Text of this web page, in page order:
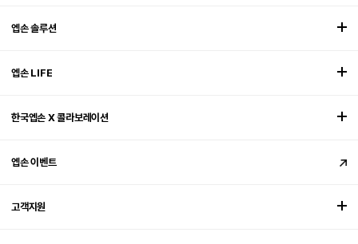
엡손 솔루션
엡손 LIFE
한국엡손 X 콜라보레이션
엡손 이벤트
고객지원